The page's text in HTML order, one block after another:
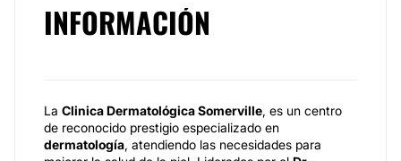
INFORMACIÓN
La Clinica Dermatológica Somerville, es un centro
de reconocido prestigio especializado en
dermatología, atendiendo las necesidades para